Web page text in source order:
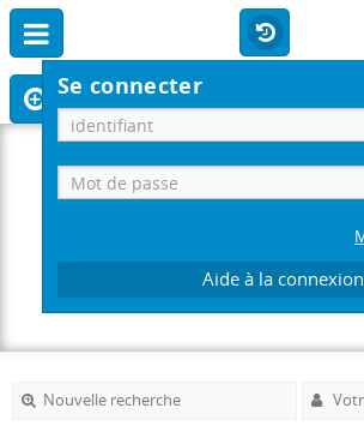
Se connecter
Aide à la connexion
Nouvelle recherche